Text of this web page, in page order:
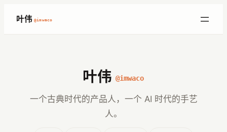
内
叶伟 @imwaco
叶伟 @imwaco
一个古典时代的产品人，一个 AI 时代的手艺
人。